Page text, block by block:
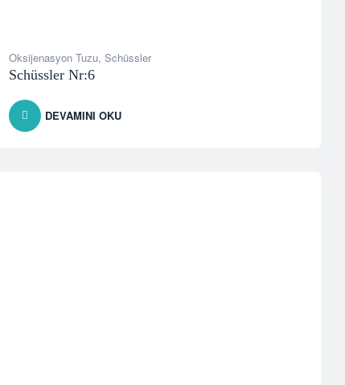
Oksijenasyon Tuzu, Schüssler
Schüssler Nr:6
DEVAMINI OKU